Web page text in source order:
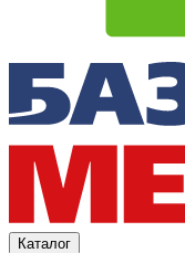
Каталог